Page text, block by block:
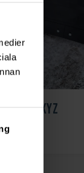
XYZ
2023